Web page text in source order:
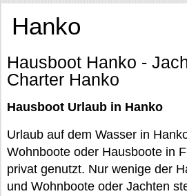
Hanko
Hausboot Hanko -
Charter Hanko
Hausboot Urlaub in Hanko
Urlaub auf dem Wasser in
Wohnboote oder Hausboote in
privat genutzt. Nur wenige der
und Wohnboote oder Jachten